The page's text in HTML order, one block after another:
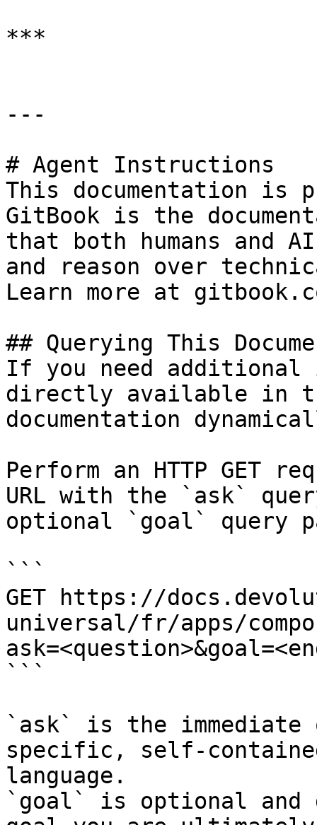
***
---
# Agent Instructions
This documentation is
GitBook is the
that both humans and
and reason over
Learn more at
## Querying This
If you need
directly available in
documentation
Perform an HTTP GET
URL with the `ask`
optional `goal` query
```
GET https://
universal/fr/apps/
```
`ask` is the
specific, self-
language.
`goal` is optional and